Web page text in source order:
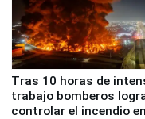
Tras 10 horas de
trabajo bomberos
controlar el incendio